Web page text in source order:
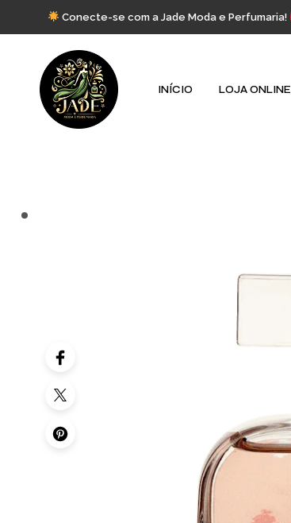
Conecte-se com a Jade Moda e Perfumaria!
INÍCIO LOJA ONLINE